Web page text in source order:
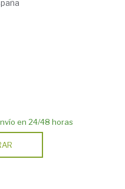
en 24/48 horas